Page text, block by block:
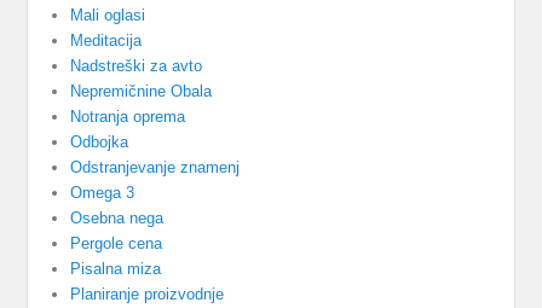
Mali oglasi
Meditacija
Nadstreški za avto
Nepremičnine Obala
Notranja oprema
Odbojka
Odstranjevanje znamenj
Omega 3
Osebna nega
Pergole cena
Pisalna miza
Planiranje proizvodnje